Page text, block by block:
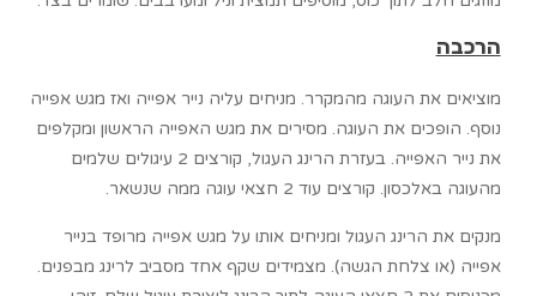
הרכבה
מוציאים את העוגה מהמקרר. מניחים עליה נייר אפייה ואז מגש אפייה
נוסף. הופכים את העוגה. מסירים את מגש האפייה הראשון ומקלפים
את נייר האפייה. בעזרת הרינג העגול, קורצים 2 עיגולים שלמים
מהעוגה באלכסון. קורצים עוד 2 חצאי עוגה ממה שנשאר.
מנקים את הרינג העגול ומניחים אותו על מגש אפייה מרופד בנייר
אפייה (או צלחת הגשה). מצמידים שקף אחד מסביב לרינג מבפנים.